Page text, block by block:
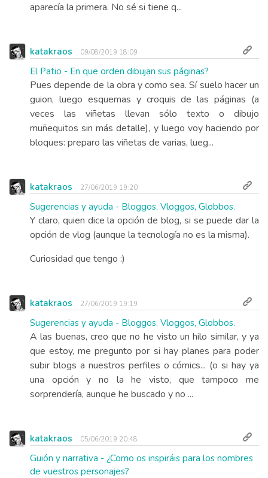
aparecía la primera. No sé si tiene q...
katakraos 09/08/2019 18:09
El Patio - En que orden dibujan sus páginas?
Pues depende de la obra y como sea. Sí suelo hacer un
guion, luego esquemas y croquis de las páginas (a
veces las viñetas llevan sólo texto o dibujo
muñequitos sin más detalle), y luego voy haciendo por
bloques: preparo las viñetas de varias, lueg...
katakraos 27/06/2019 19:20
Sugerencias y ayuda - Bloggos, Vloggos, Globbos.
Y claro, quien dice la opción de blog, si se puede dar la
opción de vlog (aunque la tecnología no es la misma).
Curiosidad que tengo :)
katakraos 27/06/2019 19:19
Sugerencias y ayuda - Bloggos, Vloggos, Globbos.
A las buenas, creo que no he visto un hilo similar, y ya
que estoy, me pregunto por si hay planes para poder
subir blogs a nuestros perfiles o cómics... (o si hay ya
una opción y no la he visto, que tampoco me
sorprendería, aunque he buscado y no ...
katakraos 05/06/2019 20:48
Guión y narrativa - ¿Como os inspiráis para los nombres
de vuestros personajes?